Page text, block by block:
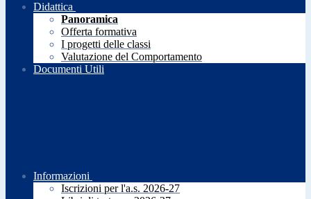
Didattica
Panoramica
Offerta formativa
I progetti delle classi
Valutazione del Comportamento
Documenti Utili
Informazioni
Iscrizioni per l'a.s. 2026-27